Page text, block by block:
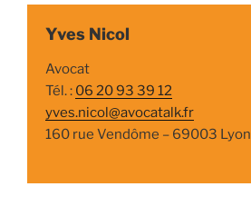
Yves Nicol
Avocat
Tél. : 06 20 93 39 12
yves.nicol@avocatalk.fr
160 rue Vendôme – 69003 Lyon